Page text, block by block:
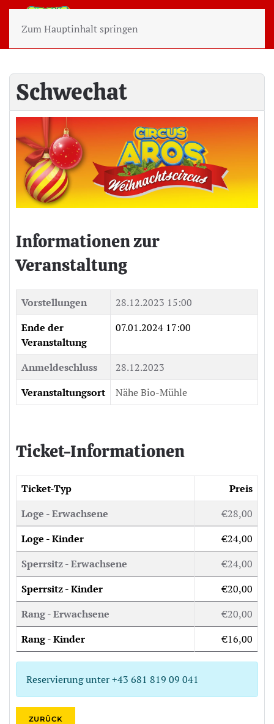
Zum Hauptinhalt springen
Schwechat
Informationen zur
Veranstaltung
Vorstellungen
28.12.2023 15:00
Ende der
Veranstaltung
07.01.2024 17:00
Anmeldeschluss
28.12.2023
Veranstaltungsort
Nähe Bio-Mühle
Ticket-Informationen
Ticket-Typ
Preis
Loge - Erwachsene
€28,00
Loge - Kinder
€24,00
Sperrsitz - Erwachsene
€24,00
Sperrsitz - Kinder
€20,00
Rang - Erwachsene
€20,00
Rang - Kinder
€16,00
Reservierung unter +43 681 819 09 041
ZURÜCK